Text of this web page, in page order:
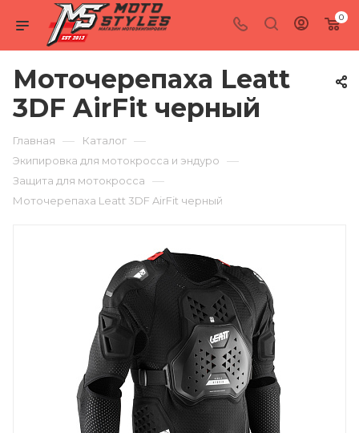
0
Моточерепаха Leatt
3DF AirFit черный
Главная — Каталог —
Экипировка для мотокросса и эндуро —
Защита для мотокросса —
Моточерепаха Leatt 3DF AirFit черный